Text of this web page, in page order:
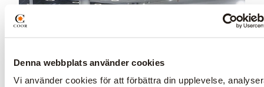
Denna webbplats använder cookies
Vi använder cookies för att förbättra din upplevelse,